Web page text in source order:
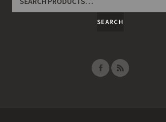
FOR:
SEARCH